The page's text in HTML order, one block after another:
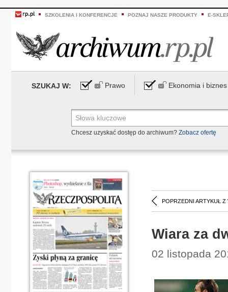
SZKOLENIA I KONFERENCJE POZNAJ NASZE PRODUKTY E-
SZUKAJ W: Prawo Ekonomia i biznes
Chcesz uzyskać dostęp do archiwum? Zobacz ofertę
POPRZEDNI ARTYKUŁ Z
Wiara za
02 listopada